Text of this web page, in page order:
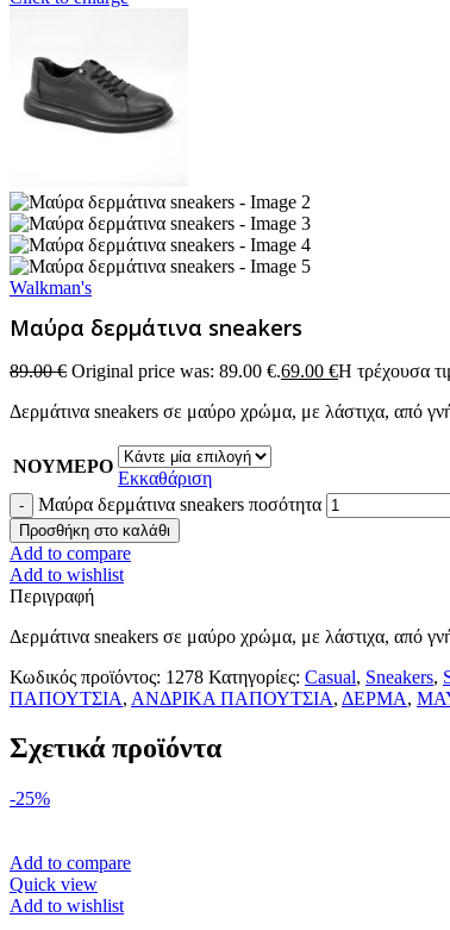
Walkman's
Μαύρα δερμάτινα sneakers
89.00€ Original price was: 89.00 €.69.00 €Η τρέχουσα
Δερμάτινα sneakers σε μαύρο χρώμα, με λάστιχα, από
ΝΟΥΜΕΡΟ
Εκκαθάριση
Μαύρα δερμάτινα sneakers ποσότητα
Προσθήκη στο καλάθι
Add to compare
Add to wishlist
Περιγραφή
Δερμάτινα sneakers σε μαύρο χρώμα, με λάστιχα, από
Κωδικός προϊόντος: 1278 Κατηγορίες: Casual, Sneakers,
ΠΑΠΟΥΤΣΙΑ, ΑΝΔΡΙΚΑ ΠΑΠΟΥΤΣΙΑ, ΔΕΡΜΑ,
Σχετικά προϊόντα
-25%
Add to compare
Quick view
Add to wishlist